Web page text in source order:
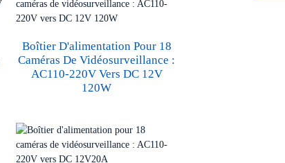
Boîtier D'alimentation Pour 18
Caméras De Vidéosurveillance :
AC110-220V Vers DC 12V
120W